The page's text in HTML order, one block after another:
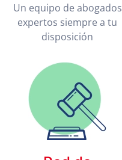
Un equipo de abogados
expertos siempre a tu
disposición